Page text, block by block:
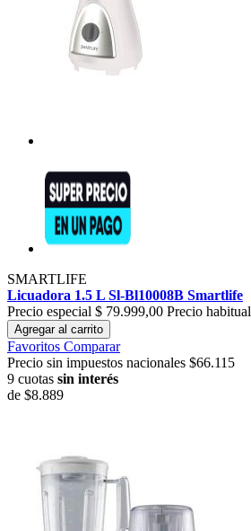
SMARTLIFE
Licuadora 1.5 L Sl-Bl10008B Smartlife
Precio especial $ 79.999,00 Precio habitual
Agregar al carrito
Favoritos Comparar
Precio sin impuestos nacionales $66.115
9 cuotas sin interés
de $8.889